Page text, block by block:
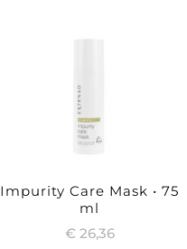
Impurity Care Mask • 75
ml
€ 26,36